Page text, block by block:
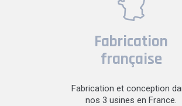
Fabrication
française
Fabrication et conception
nos 3 usines en France.